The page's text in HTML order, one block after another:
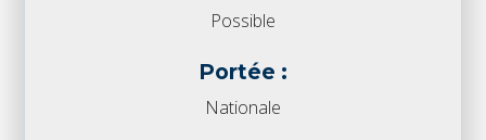
Possible
Portée :
Nationale